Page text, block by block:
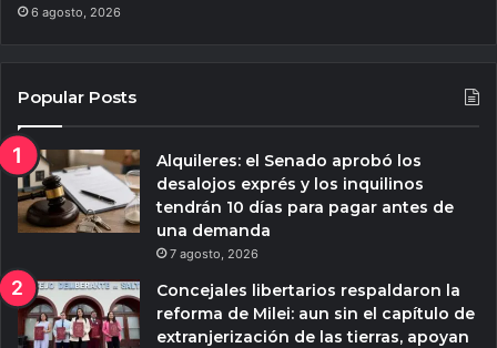
6 agosto, 2026
Popular Posts
Alquileres: el Senado aprobó los
desalojos exprés y los inquilinos
tendrán 10 días para pagar antes de
una demanda
7 agosto, 2026
Concejales libertarios respaldaron la
reforma de Milei: aun sin el capítulo de
extranjerización de las tierras, apoyan